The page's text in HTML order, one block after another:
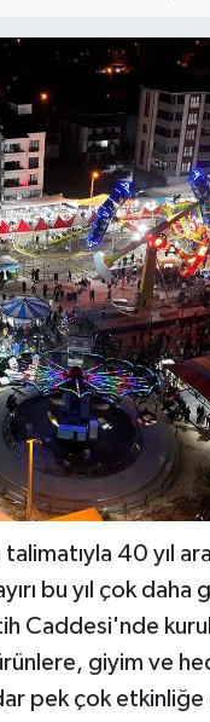
40 yıl
bu yıl çok
Caddesi'nde
giyim ve
pek çok